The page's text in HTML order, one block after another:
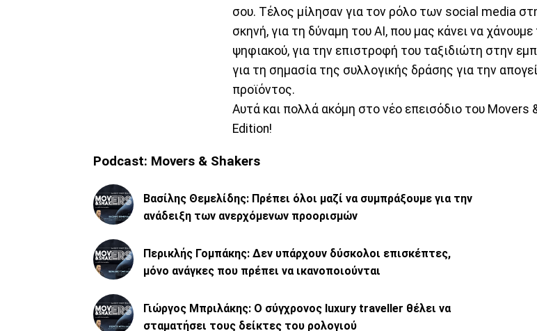
σου. Τέλος μίλησαν για τον ρόλο των social media
σκηνή, για τη δύναμη του AI, που μας κάνει να
ψηφιακού, για την επιστροφή του ταξιδιώτη στην
για τη σημασία της συλλογικής δράσης για την
προϊόντος.
Αυτά και πολλά ακόμη στο νέο επεισόδιο του
Edition!
Podcast: Movers & Shakers
Βασίλης Θεμελίδης: Πρέπει όλοι μαζί να συμπράξουμε για την
ανάδειξη των ανερχόμενων προορισμών
Περικλής Γομπάκης: Δεν υπάρχουν δύσκολοι επισκέπτες,
μόνο ανάγκες που πρέπει να ικανοποιούνται
Γιώργος Μπριλάκης: Ο σύγχρονος luxury traveller θέλει να
σταματήσει τους δείκτες του ρολογιού